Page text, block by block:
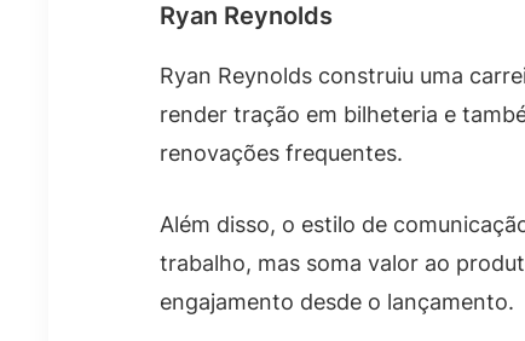
Ryan Reynolds
Ryan Reynolds construiu uma
render tração em bilheteria e
renovações frequentes.
Além disso, o estilo de
trabalho, mas soma valor ao
engajamento desde o lançamento.